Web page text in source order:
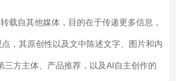
载自其他媒体，目的在于传递更多信息，
，其原创性以及文中陈述文字、图片和内
三方主体、产品推荐，以及AI自主创作的